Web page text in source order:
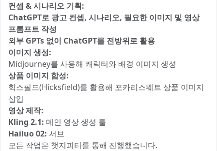
컨셉 & 시나리오 기획:
ChatGPT로 광고 컨셉, 시나리오, 필요한 이미지 및 영상
프롬프트 작성
외부 GPTs 없이 ChatGPT를 전방위로 활용
이미지 생성:
Midjourney를 사용해 캐릭터와 배경 이미지 생성
상품 이미지 합성:
힉스필드(Hicksfield)를 활용해 포카리스웨트 상품 이미지
삽입
영상 제작:
Kling 2.1: 메인 영상 생성 툴
Hailuo 02: 서브
모든 작업은 챗지피티를 통해 진행했습니다.